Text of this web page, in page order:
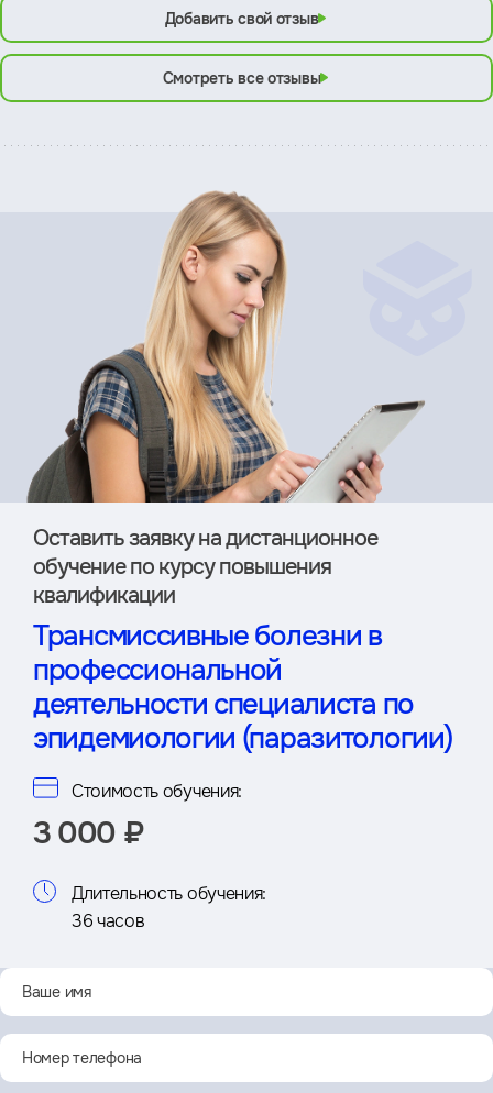
Добавить свой отзыв
Смотреть все отзывы
Оставить заявку на дистан­ционное
обучение по курсу повышения
квалификации
Трансмиссивные болезни в
профессиональной
деятельности специалиста по
эпидемиологии (паразитологии)
Стоимость обучения:
3 000 ₽
Длительность обучения:
36 часов